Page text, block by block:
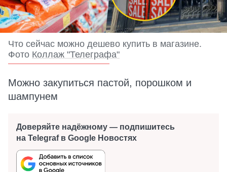
Что сейчас можно дешево купить в магазине.
Фото Коллаж "Телеграфа"
Можно закупиться пастой, порошком и
шампунем
Доверяйте надёжному — подпишитесь
на Telegraf в Google Новостях